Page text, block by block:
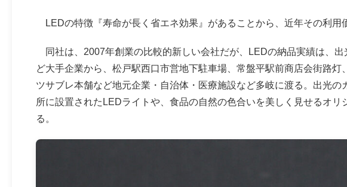
LEDの特徴『寿命が長く省エネ効果』があることから、近年その利用
同社は、2007年創業の比較的新しい会社だが、LEDの納品実績は、
ど大手企業から、松戸駅西口市営地下駐車場、常盤平駅前商店会街路
ツサブレ本舗など地元企業・自治体・医療施設など多岐に渡る。出光
所に設置されたLEDライトや、食品の自然の色合いを美しく見せるオ
る。